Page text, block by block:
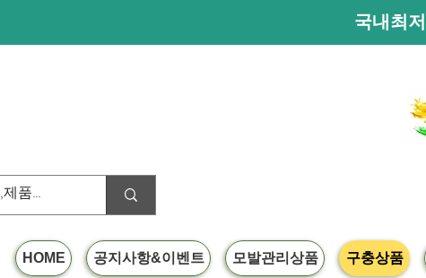
국내최
HOME 공지사항&이벤트 모발관리상품 구충상품